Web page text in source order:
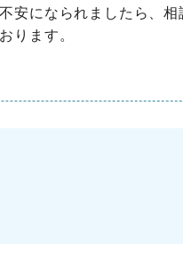
安になられましたら、
ります。